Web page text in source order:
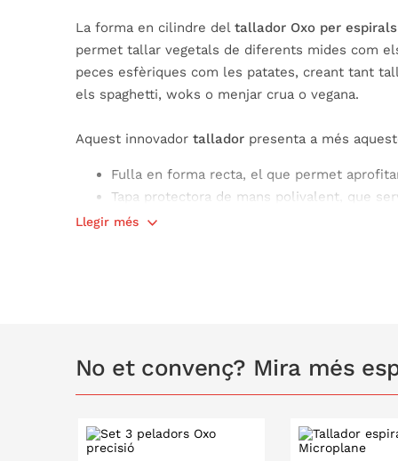
La forma en cilindre del tallador Oxo per
permet tallar vegetals de diferents mides com
peces esfèriques com les patates, creant tant
els spaghetti, woks o menjar crua o vegana.
Aquest innovador tallador presenta a més
Fulla en forma recta, el que permet
Tapa protectora de mans polivalent, que
verdura o hortalissa com per a tapa per a
suaument mentre s'aplica pressió.
En arribar al final de la verdura, col·locar
Alguns consells per a l'ús del tallador:
Llegir més
No et convenç? Mira més